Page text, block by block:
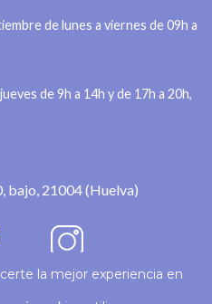
de lunes a viernes de 09h a
de 9h a 14h y de 17h a 20h,
bajo, 21004 (Huelva)
la mejor experiencia en